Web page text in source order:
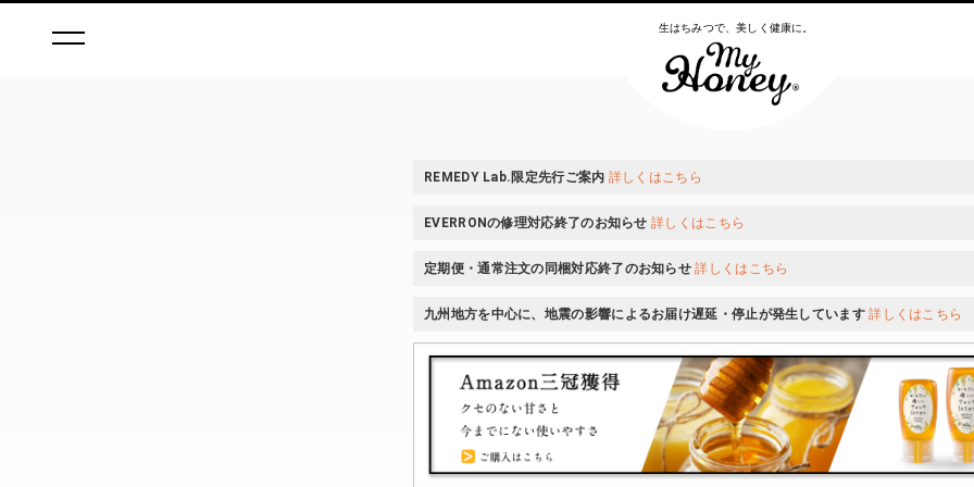
生はちみつで、美しく健康に。
REMEDY Lab.限定先行ご案内 詳しくはこちら
EVERRONの修理対応終了のお知らせ 詳しくはこちら
定期便・通常注文の同梱対応終了のお知らせ 詳しくはこちら
九州地方を中心に、地震の影響によるお届け遅延・停止が発生しています 詳しくはこちら